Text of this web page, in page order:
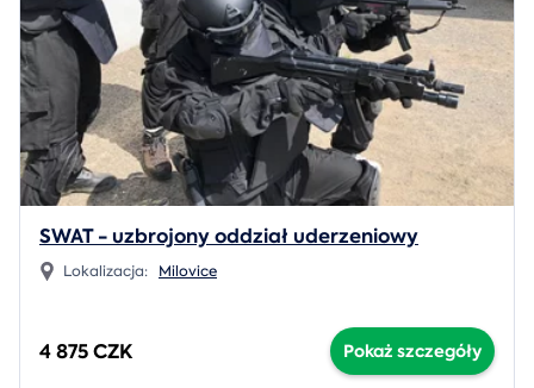
SWAT - uzbrojony oddział uderzeniowy
Lokalizacja: Milovice
4 875 CZK Pokaż szczegóły